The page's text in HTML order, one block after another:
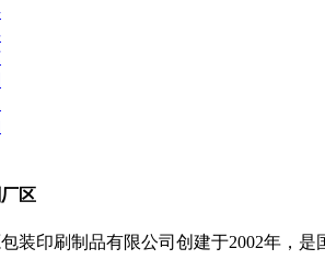
区
装印刷制品有限公司创建于2002年，